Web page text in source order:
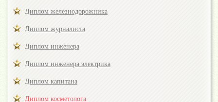
Диплом железнодорожника
Диплом журналиста
Диплом инженера
Диплом инженера электрика
Диплом капитана
Диплом косметолога